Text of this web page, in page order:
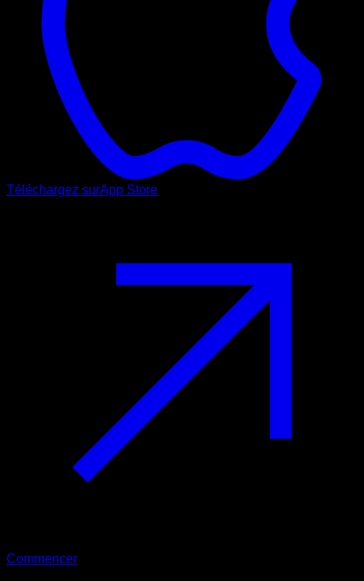
Téléchargez surApp Store
Commencer